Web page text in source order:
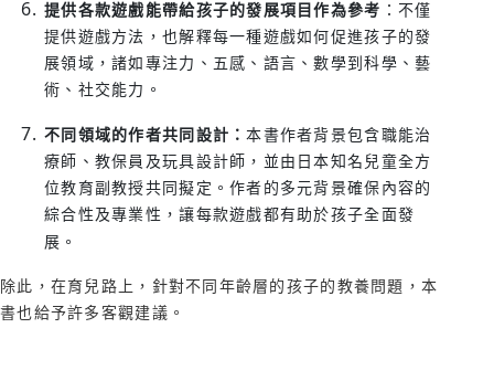
提供各款遊戲能帶給孩子的發展項目作為參考 ：不僅
提供遊戲方法，也解釋每一種遊戲如何促進孩子的發
展領域，諸如專注力、五感、語言、數學到科學、藝
術、社交能力。
不同領域的作者共同設計：本書作者背景包含職能治
療師、教保員及玩具設計師，並由日本知名兒童全方
位教育副教授共同擬定。作者的多元背景確保內容的
綜合性及專業性，讓每款遊戲都有助於孩子全面發
展。
除此，在育兒路上，針對不同年齡層的孩子的教養問題，本
書也給予許多客觀建議。